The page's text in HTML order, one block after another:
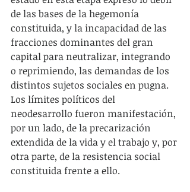
de las bases de la hegemonía
constituida, y la incapacidad de las
fracciones dominantes del gran
capital para neutralizar, integrando
o reprimiendo, las demandas de los
distintos sujetos sociales en pugna.
Los límites políticos del
neodesarrollo fueron manifestación,
por un lado, de la precarización
extendida de la vida y el trabajo y, por
otra parte, de la resistencia social
constituida frente a ello.